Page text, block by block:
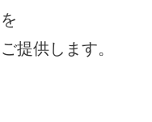
を
ご提供します。